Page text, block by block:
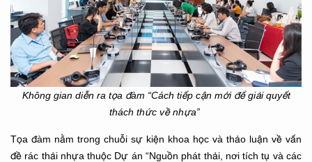
Không gian diễn ra tọa đàm “Cách tiếp cận mới để giải quyết
thách thức về nhựa”
Tọa đàm nằm trong chuỗi sự kiện khoa học và thảo luận về vấn
đề rác thải nhựa thuộc Dự án “Nguồn phát thải, nơi tích tụ và các